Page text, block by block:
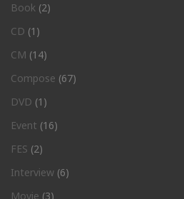
Book (2)
CD (1)
CM (14)
Compose (67)
DVD (1)
Event (16)
FES (2)
Interview (6)
Movie (3)